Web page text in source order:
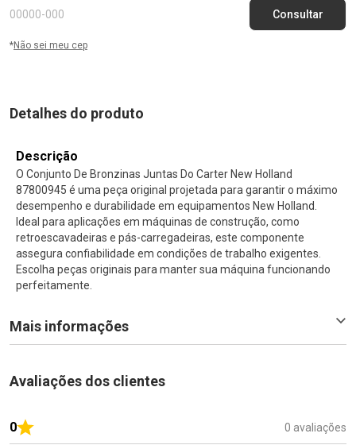
*Não sei meu cep
Detalhes do produto
Descrição
O Conjunto De Bronzinas Juntas Do Carter New Holland
87800945 é uma peça original projetada para garantir o máximo
desempenho e durabilidade em equipamentos New Holland.
Ideal para aplicações em máquinas de construção, como
retroescavadeiras e pás-carregadeiras, este componente
assegura confiabilidade em condições de trabalho exigentes.
Escolha peças originais para manter sua máquina funcionando
perfeitamente.
Mais informações
Avaliações dos clientes
0 0 avaliações